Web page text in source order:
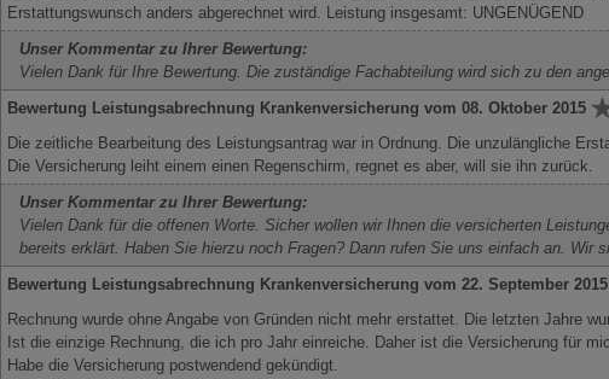
Erstattungswunsch anders abgerechnet wird. Leistung insgesamt: UNGENÜGEND
Unser Kommentar zu Ihrer Bewertung:
Vielen Dank für Ihre Bewertung. Die zuständige Fachabteilung wird sich zu den
Bewertung Leistungsabrechnung Krankenversicherung vom 08. Oktober 2015
Die zeitliche Bearbeitung des Leistungsantrag war in Ordnung. Die unzulängliche
Die Versicherung leiht einem einen Regenschirm, regnet es aber, will sie ihn zurück.
Unser Kommentar zu Ihrer Bewertung:
Vielen Dank für die offenen Worte. Sicher wollen wir Ihnen die versicherten
bereits erklärt. Haben Sie hierzu noch Fragen? Dann rufen Sie uns einfach an. Wir
Bewertung Leistungsabrechnung Krankenversicherung vom 22. September 2015
Rechnung wurde ohne Angabe von Gründen nicht mehr erstattet. Die letzten Jahre
Ist die einzige Rechnung, die ich pro Jahr einreiche. Daher ist die Versicherung für
Habe die Versicherung postwendend gekündigt.